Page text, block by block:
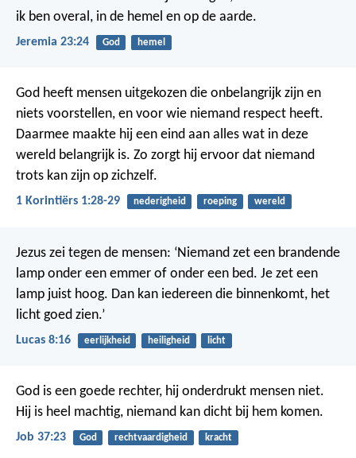
ik ben overal, in de hemel en op de aarde.
Jeremia 23:24 God hemel
God heeft mensen uitgekozen die onbelangrijk zijn en
niets voorstellen, en voor wie niemand respect heeft.
Daarmee maakte hij een eind aan alles wat in deze
wereld belangrijk is. Zo zorgt hij ervoor dat niemand
trots kan zijn op zichzelf.
1 Korintiërs 1:28-29 nederigheid roeping wereld
Jezus zei tegen de mensen: ‘Niemand zet een brandende
lamp onder een emmer of onder een bed. Je zet een
lamp juist hoog. Dan kan iedereen die binnenkomt, het
licht goed zien.’
Lucas 8:16 eerlijkheid heiligheid licht
God is een goede rechter, hij onderdrukt mensen niet.
Hij is heel machtig, niemand kan dicht bij hem komen.
Job 37:23 God rechtvaardigheid kracht